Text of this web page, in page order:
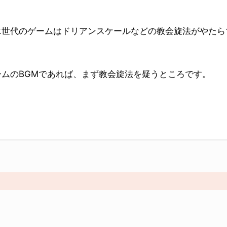
代のゲームはドリアンスケールなどの教会旋法がやた
のBGMであれば、まず教会旋法を疑うところです。